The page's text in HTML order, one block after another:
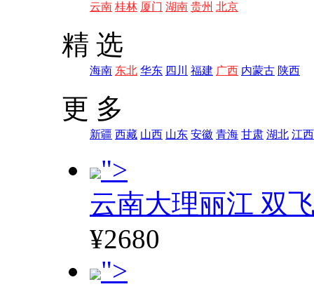
云南 桂林 厦门 湖南 贵州 北京
精 选
海南 东北 华东 四川 福建 广西 内蒙古 陕西
更 多
新疆 西藏 山西 山东 安徽 青海 甘肃 湖北 江西
">
云南大理丽江 双
¥2680
">